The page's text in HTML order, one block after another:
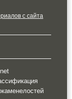
с сайта